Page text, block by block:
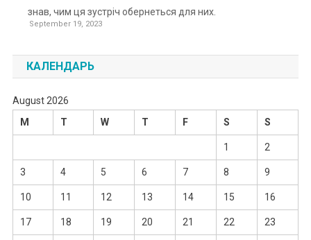
знав, чим ця зустріч обернеться для них.
September 19, 2023
КАЛЕНДАРЬ
August 2026
M
T W T F S S
1 2
3 4 5 6 7 8 9
10 11 12 13 14 15 16
17 18 19 20 21 22 23